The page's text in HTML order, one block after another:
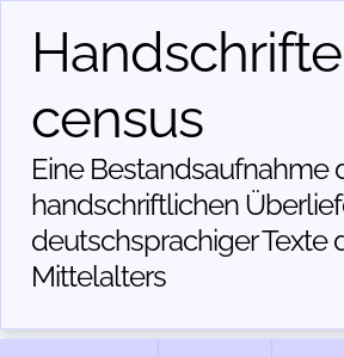
census
Eine Bestandsaufnahme
handschriftlichen
deutschsprachiger Texte
Mittelalters